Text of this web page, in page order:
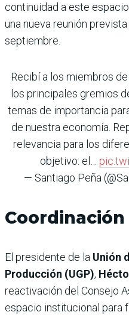
continuidad a este
una nueva reunión
septiembre.
Recibí a los miembros
los principales gremios
temas de importancia
de nuestra economía.
relevancia para los
objetivo: el…
— Santiago Peña
El presidente de la Unión
Producción (UGP),
reactivación del Consejo
espacio institucional para